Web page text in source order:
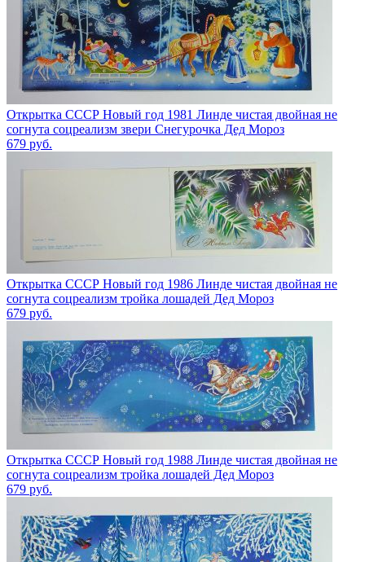
Открытка СССР Новый год 1981 Линде чистая двойная не
согнута соцреализм звери Снегурочка Дед Мороз
679 руб.
Открытка СССР Новый год 1986 Линде чистая двойная не
согнута соцреализм тройка лошадей Дед Мороз
679 руб.
Открытка СССР Новый год 1988 Линде чистая двойная не
согнута соцреализм тройка лошадей Дед Мороз
679 руб.